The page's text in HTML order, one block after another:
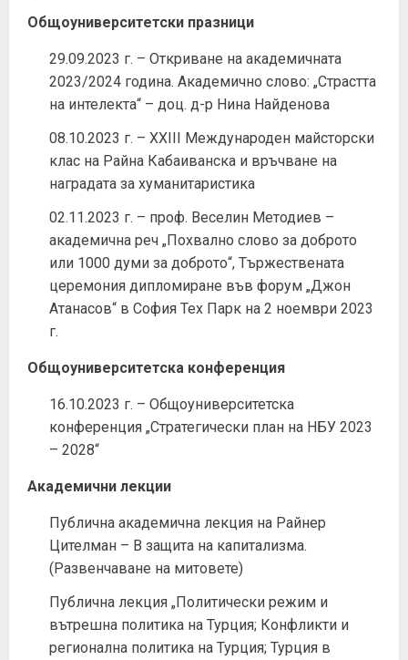
Общоуниверситетски празници
29.09.2023 г. – Откриване на академичната
2023/2024 година. Академично слово: „Страстта
на интелекта“ – доц. д-р Нина Найденова
08.10.2023 г. – XXIII Международен майсторски
клас на Райна Кабаиванска и връчване на
наградата за хуманитаристика
02.11.2023 г. – проф. Веселин Методиев –
академична реч „Похвално слово за доброто
или 1000 думи за доброто“, Тържествената
церемония дипломиране във форум „Джон
Атанасов“ в София Тех Парк на 2 ноември 2023
г.
Общоуниверситетска конференция
16.10.2023 г. – Общоуниверситетска
конференция „Стратегически план на НБУ 2023
– 2028“
Академични лекции
Публична академична лекция на Райнер
Цителман – В защита на капитализма.
(Развенчаване на митовете)
Публична лекция „Политически режим и
вътрешна политика на Турция; Конфликти и
регионална политика на Турция; Турция в